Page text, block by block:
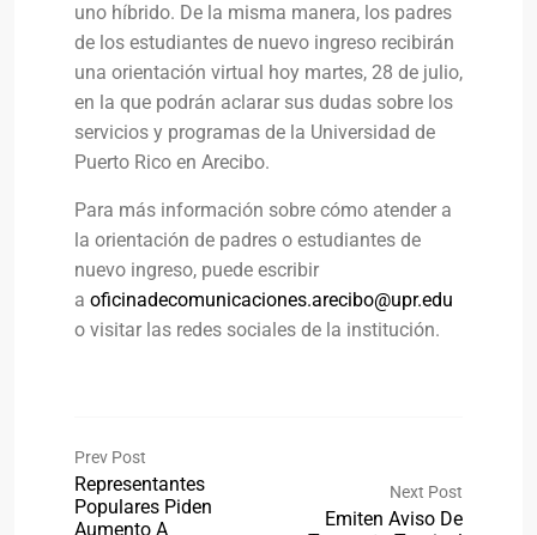
uno híbrido. De la misma manera, los padres
de los estudiantes de nuevo ingreso recibirán
una orientación virtual hoy martes, 28 de julio,
en la que podrán aclarar sus dudas sobre los
servicios y programas de la Universidad de
Puerto Rico en Arecibo.
Para más información sobre cómo atender a
la orientación de padres o estudiantes de
nuevo ingreso, puede escribir
a oficinadecomunicaciones.arecibo@upr.edu
o visitar las redes sociales de la institución.
Prev Post
Representantes
Populares Piden
Aumento A
Next Post
Emiten Aviso De